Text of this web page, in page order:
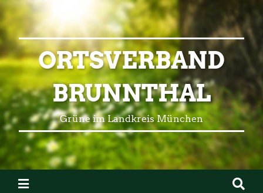
ORTSVERBAND
BRUNNTHAL
Grüne im Landkreis München